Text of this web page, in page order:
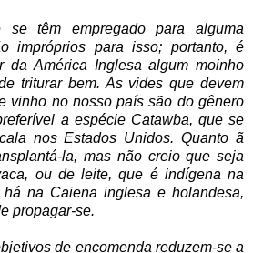
se têm empregado para alguma
impróprios para isso; portanto, é
da América Inglesa algum moinho
triturar bem. As vides que devem
vinho no nosso país são do gênero
a espécie Catawba, que se
nos Estados Unidos. Quanto ã
la, mas não creio que seja
ou de leite, que é indígena na
na Caiena inglesa e holandesa,
propagar-se.
de encomenda reduzem-se a